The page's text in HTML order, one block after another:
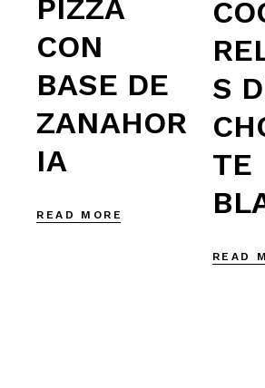
PIZZA
CON
BASE DE
ZANAHOR
IA
READ MORE
S
TE
READ